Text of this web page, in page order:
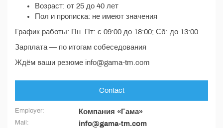
Возраст: от 25 до 40 лет
Пол и прописка: не имеют значения
График работы: Пн–Пт: с 09:00 до 18:00; Сб: до 13:00
Зарплата — по итогам собеседования
Ждём ваши резюме info@gama-tm.com
Contact
Employer: Компания «Гама»
Mail: info@gama-tm.com